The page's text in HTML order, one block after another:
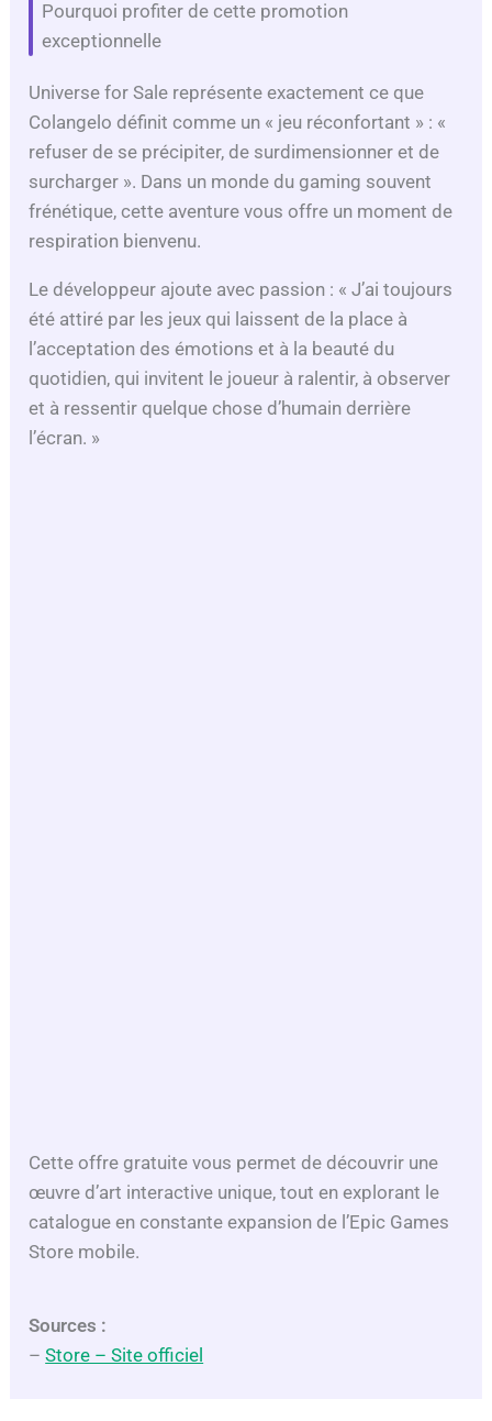
Pourquoi profiter de cette promotion
exceptionnelle
Universe for Sale représente exactement ce que
Colangelo définit comme un « jeu réconfortant » : «
refuser de se précipiter, de surdimensionner et de
surcharger ». Dans un monde du gaming souvent
frénétique, cette aventure vous offre un moment de
respiration bienvenu.
Le développeur ajoute avec passion : « J’ai toujours
été attiré par les jeux qui laissent de la place à
l’acceptation des émotions et à la beauté du
quotidien, qui invitent le joueur à ralentir, à observer
et à ressentir quelque chose d’humain derrière
l’écran. »
Cette offre gratuite vous permet de découvrir une
œuvre d’art interactive unique, tout en explorant le
catalogue en constante expansion de l’Epic Games
Store mobile.
Sources :
–Store – Site officiel